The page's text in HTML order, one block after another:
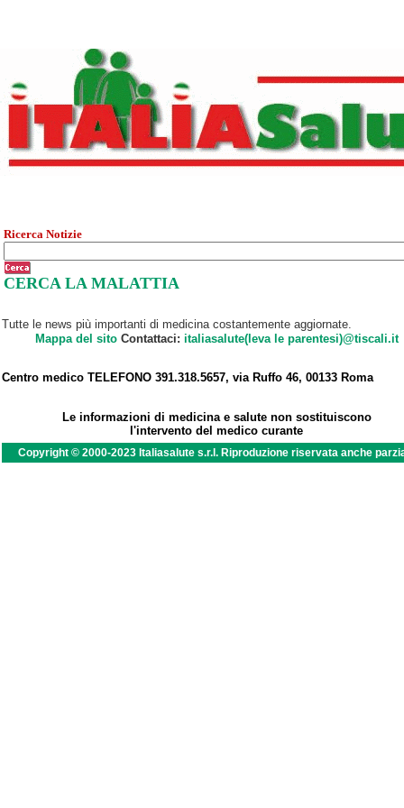
Ricerca Notizie
CERCA LA MALATTIA
Tutte le news più importanti di medicina costantemente aggiornate.
Mappa del sitoContattaci: italiasalute(leva le parentesi)@tiscali.it
Centro medico TELEFONO 391.318.5657, via Ruffo 46, 00133 Roma
Le informazioni di medicina e salute non sostituiscono
l'intervento del medico curante
Copyright © 2000-2023 Italiasalute s.r.l. Riproduzione riservata anche